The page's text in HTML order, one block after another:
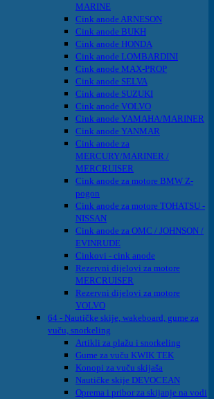
MARINE
Cink anode ARNESON
Cink anode BUKH
Cink anode HONDA
Cink anode LOMBARDINI
Cink anode MAX-PROP
Cink anode SELVA
Cink anode SUZUKI
Cink anode VOLVO
Cink anode YAMAHA/MARINER
Cink anode YANMAR
Cink anode za
MERCURY/MARINER /
MERCRUISER
Cink anode za motore BMW Z-
pogon
Cink anode za motore TOHATSU -
NISSAN
Cink anode za OMC / JOHNSON /
EVINRUDE
Cinkovi - cink anode
Rezervni dijelovi za motore
MERCRUISER
Rezervni dijelovi za motore
VOLVO
64 - Nautičke skije, wakeboard, gume za
vuču, snorkeling
Artikli za plažu i snorkeling
Gume za vuču KWIK TEK
Konopi za vuču skijaša
Nautičke skije DEVOCEAN
Oprema i pribor za skijanje na vodi